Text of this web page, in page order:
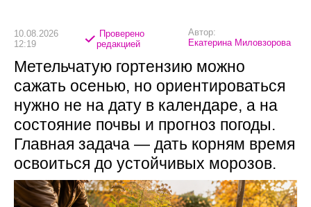
10.08.2026
12:19
Проверено
редакцией
Автор:
Екатерина Миловзорова
Метельчатую гортензию можно
сажать осенью, но ориентироваться
нужно не на дату в календаре, а на
состояние почвы и прогноз погоды.
Главная задача — дать корням время
освоиться до устойчивых морозов.